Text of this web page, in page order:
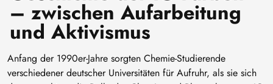
– zwischen Aufarbeitung
und Aktivismus
Anfang der 1990er-Jahre sorgten Chemie-Studierende
verschiedener deutscher Universitäten für Aufruhr, als sie sich